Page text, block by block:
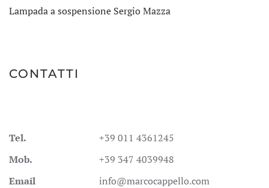
Lampada a sospensione Sergio Mazza
CONTATTI
Tel.
+39 011 4361245
Mob.
+39 347 4039948
Email
info@marcocappello.com